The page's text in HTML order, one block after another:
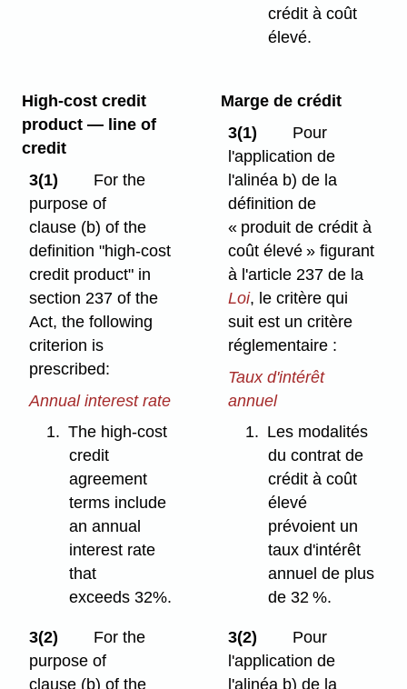
crédit à coût
élevé.
High-cost credit
product — line of
credit
3(1)
For the
purpose of
clause (b) of the
definition "high-cost
credit product" in
section 237 of the
Act, the following
criterion is
prescribed:
Annual interest rate
1. The high-cost
credit
agreement
terms include
an annual
interest rate
that
exceeds 32%.
Marge de crédit
3(1)
Pour
l'application de
l'alinéa b) de la
définition de
« produit de crédit à
coût élevé » figurant
à l'article 237 de la
Loi, le critère qui
suit est un critère
réglementaire :
Taux d'intérêt
annuel
1. Les modalités
du contrat de
crédit à coût
élevé
prévoient un
taux d'intérêt
annuel de plus
de 32 %.
3(2)
For the
purpose of
clause (b) of the
3(2)
Pour
l'application de
l'alinéa b) de la